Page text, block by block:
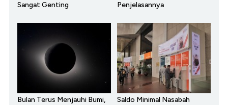
Sangat Genting
Penjelasannya
Bulan Terus Menjauhi Bumi,
Saldo Minimal Nasabah